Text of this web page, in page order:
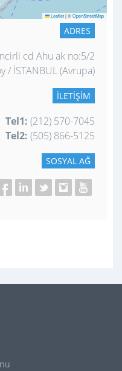
Leaflet|©OpenStreetMap
ADRES
cd Ahu ak no:5/2
/ İSTANBUL (Avrupa)
İLETIŞIM
Tel1: (212) 570-7045
Tel2: (505) 866-5125
SOSYAL AĞ